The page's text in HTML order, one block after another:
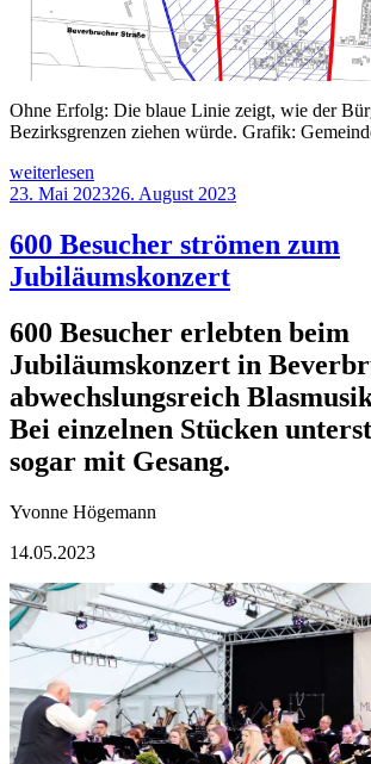
Ohne Erfolg: Die blaue Linie zeigt, wie der
Bezirksgrenzen ziehen würde. Grafik:
„Alles
bleibt
Alten:
Bezirksgrenzen
in
ändern
sich
nicht“
weiterlesen
Veröffentlicht
23. Mai 202326. August 2023
600 Besucher strömen zum
Jubiläumskonzert
600 Besucher erlebten beim
Jubiläumskonzert in
abwechslungsreich
Bei einzelnen Stücken
sogar mit Gesang.
Yvonne Högemann
14.05.2023